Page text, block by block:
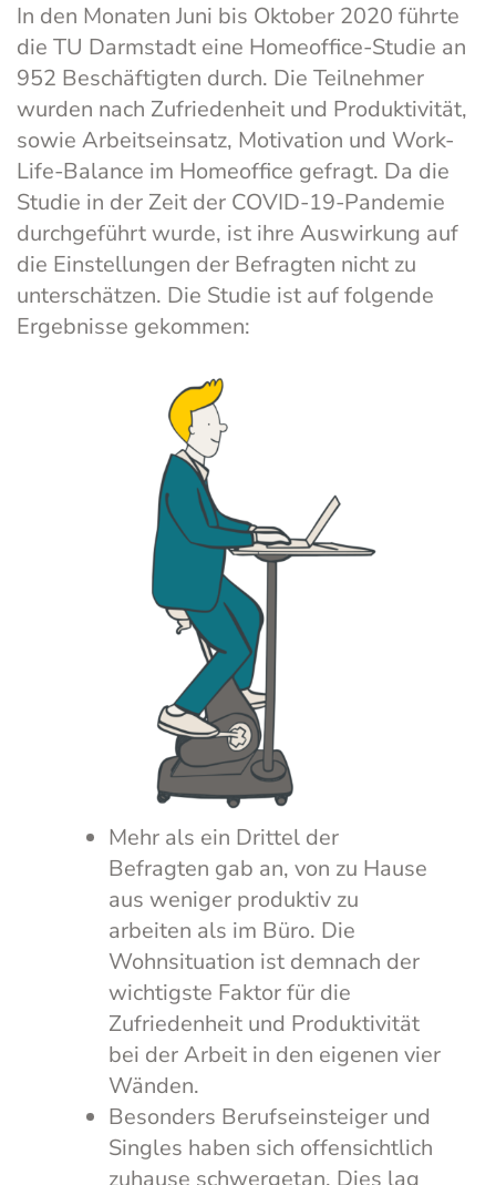
In den Monaten Juni bis Oktober 2020 führte
die TU Darmstadt eine Homeoffice-Studie an
952 Beschäftigten durch. Die Teilnehmer
wurden nach Zufriedenheit und Produktivität,
sowie Arbeitseinsatz, Motivation und Work-
Life-Balance im Homeoffice gefragt. Da die
Studie in der Zeit der COVID-19-Pandemie
durchgeführt wurde, ist ihre Auswirkung auf
die Einstellungen der Befragten nicht zu
unterschätzen. Die Studie ist auf folgende
Ergebnisse gekommen:
Mehr als ein Drittel der
Befragten gab an, von zu Hause
aus weniger produktiv zu
arbeiten als im Büro. Die
Wohnsituation ist demnach der
wichtigste Faktor für die
Zufriedenheit und Produktivität
bei der Arbeit in den eigenen vier
Wänden.
Besonders Berufseinsteiger und
Singles haben sich offensichtlich
zuhause schwergetan. Dies lag